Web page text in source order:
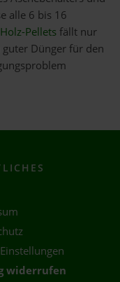
alle 6 bis 16
Holz-Pelletsfällt nur
Dünger für den
widerrufen